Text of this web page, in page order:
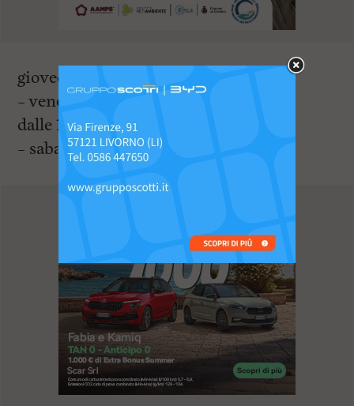
giovedì 16.00
– venerdì
10.00
dalle 16.00alle20.00
– sabato30dalle16.00